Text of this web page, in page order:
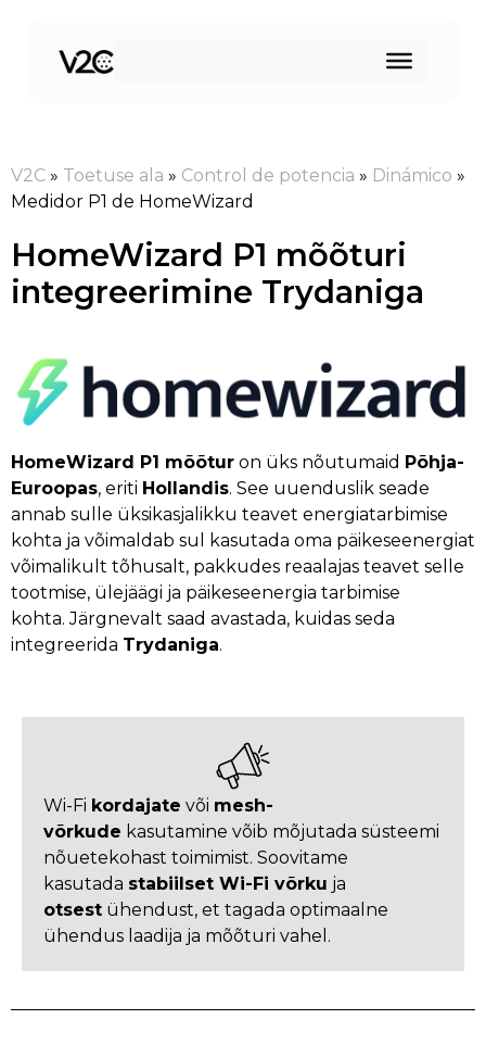
content
V2C » Toetuse ala » Control de potencia » Dinámico »
Medidor P1 de HomeWizard
HomeWizard P1 mõõturi
integreerimine Trydaniga
HomeWizard P1 mõõtur on üks nõutumaid Põhja-
Euroopas, eriti Hollandis. See uuenduslik seade
annab sulle üksikasjalikku teavet energiatarbimise
kohta ja võimaldab sul kasutada oma päikeseenergiat
võimalikult tõhusalt, pakkudes reaalajas teavet selle
tootmise, ülejäägi ja päikeseenergia tarbimise
kohta. Järgnevalt saad avastada, kuidas seda
integreerida Trydaniga.
Wi-Fi kordajate või mesh-
võrkude kasutamine võib mõjutada süsteemi
nõuetekohast toimimist. Soovitame
kasutada stabiilset Wi-Fi võrku ja
otsest ühendust, et tagada optimaalne
ühendus laadija ja mõõturi vahel.